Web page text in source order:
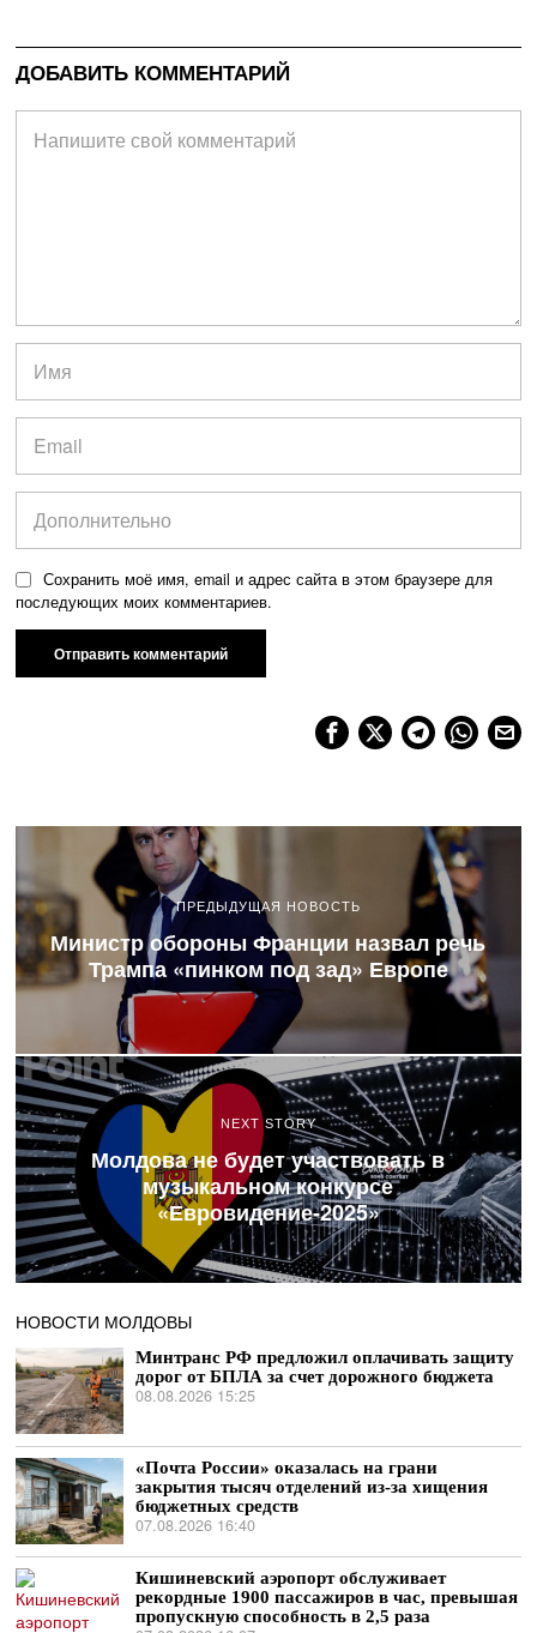
ДОБАВИТЬ КОММЕНТАРИЙ
Сохранить моё имя, email и адрес сайта в этом браузере для
последующих моих комментариев.
ПРЕДЫДУЩАЯ НОВОСТЬ
Министр обороны Франции назвал речь
Трампа «пинком под зад» Европе
NEXT STORY
Молдова не будет участвовать в
музыкальном конкурсе
«Евровидение-2025»
НОВОСТИ МОЛДОВЫ
Минтранс РФ предложил оплачивать защиту
дорог от БПЛА за счет дорожного бюджета
08.08.2026 15:25
«Почта России» оказалась на грани
закрытия тысяч отделений из-за хищения
бюджетных средств
07.08.2026 16:40
Кишиневский аэропорт обслуживает
рекордные 1900 пассажиров в час, превышая
пропускную способность в 2,5 раза